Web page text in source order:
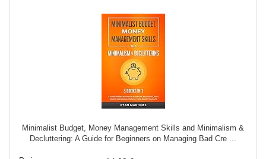
Minimalist Budget, Money Management Skills and Minimalism &
Decluttering: A Guide for Beginners on Managing Bad Cre ...